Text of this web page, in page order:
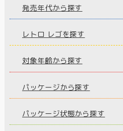
発売年代から探す
レトロ レゴを探す
対象年齢から探す
パッケージから探す
パッケージ状態から探す